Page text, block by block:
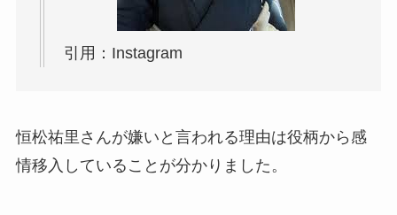
引用：Instagram
恒松祐里さんが嫌いと言われる理由は役柄から感
情移入していることが分かりました。